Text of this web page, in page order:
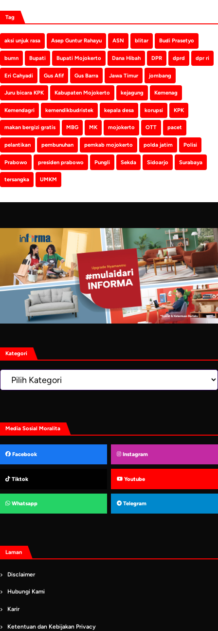
Tag
aksi unjuk rasa Asep Guntur Rahayu ASN blitar Budi Prasetyo
bumn Bupati Bupati Mojokerto Dana Hibah DPR dprd dpr ri
Eri Cahyadi Gus Afif Gus Barra Jawa Timur jombang
Juru bicara KPK Kabupaten Mojokerto kejagung Kemenag
Kemendagri kemendikbudristek kepala desa korupsi KPK
makan bergizi gratis MBG MK mojokerto OTT pacet
pelantikan pembunuhan pemkab mojokerto polda jatim Polisi
Prabowo presiden prabowo Pungli Sekda Sidoarjo Surabaya
tersangka UMKM
Kategori
Kategori
Media Sosial Moralita
Facebook Instagram
Tiktok Youtube
Whatsapp Telegram
Laman
Disclaimer
Hubungi Kami
Karir
Ketentuan dan Kebijakan Privacy